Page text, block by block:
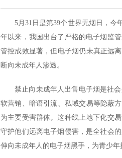
5月31日是第39个世界无烟日，今
年以来，我国出台了严格的电子烟监
管控成效显著，但电子烟仍未真正远
断向未成年人渗透。
禁止向未成年人出售电子烟是社
软营销、暗语引流、私域交易等隐蔽
为主要受害群体。这种线上地下化交
守护他们远离电子烟侵害，是全社会
伸向未成年人的电子烟黑手，为青少